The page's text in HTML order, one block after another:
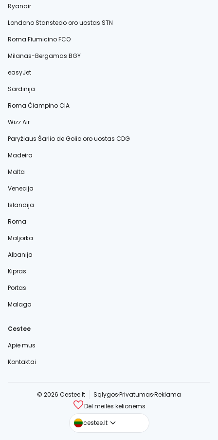
Ryanair
Londono Stanstedo oro uostas STN
Roma Fiumicino FCO
Milanas-Bergamas BGY
easyJet
Sardinija
Roma Čiampino CIA
Wizz Air
Paryžiaus Šarlio de Golio oro uostas CDG
Madeira
Malta
Venecija
Islandija
Roma
Maljorka
Albanija
Kipras
Portas
Malaga
Cestee
Apie mus
Kontaktai
© 2026 Cestee.lt SąlygosPrivatumasReklama
Dėl meilės kelionėms
cestee.lt
cestee.com
cestee.sk